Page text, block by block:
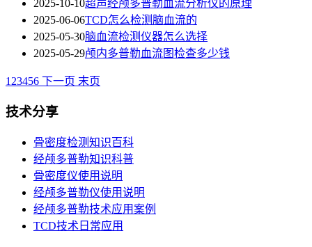
2025-10-10超声经颅多普勒血流分析仪的原理
2025-06-06TCD怎么检测脑血流的
2025-05-30脑血流检测仪器怎么选择
2025-05-29颅内多普勒血流图检查多少钱
1 23456 下一页 末页
技术分享
骨密度检测知识百科
经颅多普勒知识科普
骨密度仪使用说明
经颅多普勒仪使用说明
经颅多普勒技术应用案例
TCD技术日常应用